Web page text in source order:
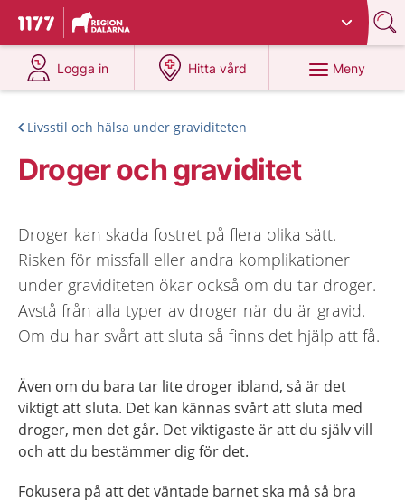
Till startsidan för 1177
Du har valt region
Logga in
på 1177.se
Hitta vård
på 1177.se
Meny
Livsstil och hälsa under graviditeten
Droger och graviditet
Droger kan skada fostret på flera olika sätt.
Risken för missfall eller andra komplikationer
under graviditeten ökar också om du tar droger.
Avstå från alla typer av droger när du är gravid.
Om du har svårt att sluta så finns det hjälp att få.
Även om du bara tar lite droger ibland, så är det
viktigt att sluta. Det kan kännas svårt att sluta med
droger, men det går. Det viktigaste är att du själv vill
och att du bestämmer dig för det.
Fokusera på att det väntade barnet ska må så bra